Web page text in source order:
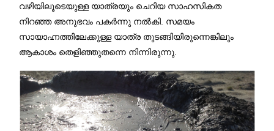
വഴിയിലൂടെയുള്ള യാത്രയും ചെറിയ സാഹസികത
നിറഞ്ഞ അനുഭവം പകർന്നു നൽകി. സമയം
സായാഹ്നത്തിലേക്കുള്ള യാത്ര തുടങ്ങിയിരുന്നെങ്കിലും
ആകാശം തെളിഞ്ഞുതന്നെ നിന്നിരുന്നു.